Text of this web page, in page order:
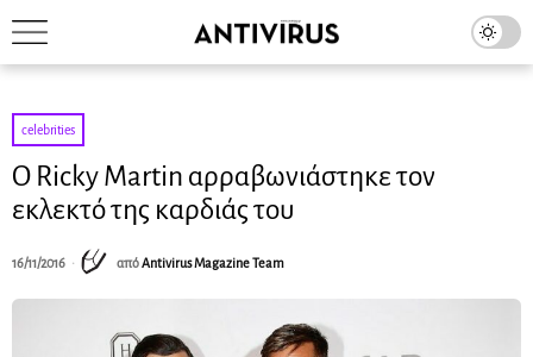
celebrities
O Ricky Martin αρραβωνιάστηκε τον
εκλεκτό της καρδιάς του
16/11/2016 απόAntivirus Magazine Team